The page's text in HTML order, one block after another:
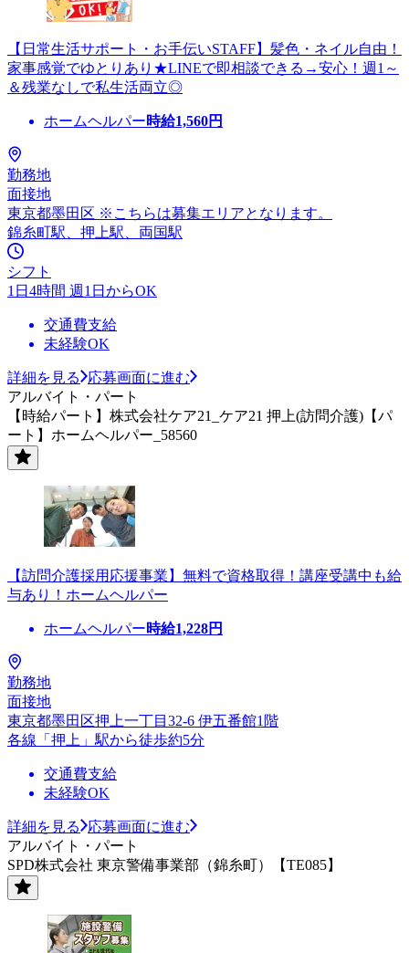
【日常生活サポート・お手伝いSTAFF】髪色・ネイル自由！
家事感覚でゆとりあり★LINEで即相談できる→安心！週1～
＆残業なしで私生活両立◎
ホームヘルパー時給1,560円
勤務地
面接地
東京都墨田区 ※こちらは募集エリアとなります。
錦糸町駅、押上駅、両国駅
シフト
1日4時間 週1日からOK
交通費支給
未経験OK
詳細を見る
応募画面に進む
アルバイト・パート
【時給パート】株式会社ケア21_ケア21 押上(訪問介護)【パ
ート】ホームヘルパー_58560
【訪問介護採用応援事業】無料で資格取得！講座受講中も給
与あり！ホームヘルパー
ホームヘルパー時給1,228円
勤務地
面接地
東京都墨田区押上一丁目32-6 伊五番館1階
各線「押上」駅から徒歩約5分
交通費支給
未経験OK
詳細を見る
応募画面に進む
アルバイト・パート
SPD株式会社 東京警備事業部（錦糸町）【TE085】